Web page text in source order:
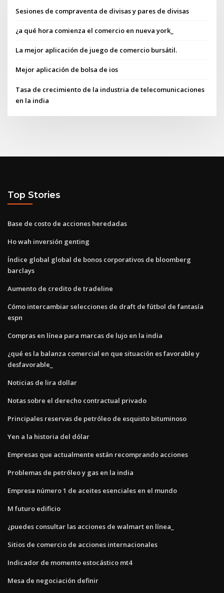
Sesiones de compraventa de divisas y pares de divisas
¿a qué hora comienza el comercio en nueva york_
La mejor aplicación de juego de comercio bursátil.
Mejor aplicación de bolsa de ios
Tasa de crecimiento de la industria de telecomunicaciones
en la india
Top Stories
Base de costo de acciones heredadas
Ho wah inversión genting
Índice global global de bonos corporativos de bloomberg
barclays
Aumento de credito de tradeline
Cómo intercambiar selecciones de draft de fútbol de fantasía
espn
Compras en línea para marcas de lujo en la india
¿qué es la balanza comercial en que situación es favorable y
desfavorable_
Noticias de lira dollar
Notas sobre el derecho contractual privado
Principales reservas de petróleo de esquisto bituminoso
Yen a la historia del dólar
Empresas que actualmente están recomprando acciones
Problemas de petróleo y gas en la india
Empresa número 1 de aceites esenciales en el mundo
M futuro edificio
¿puedes consultar las acciones de walmart en línea_
Sitios de comercio de acciones internacionales
Indicador de momento estocástico mt4
Mesa de negociación definir